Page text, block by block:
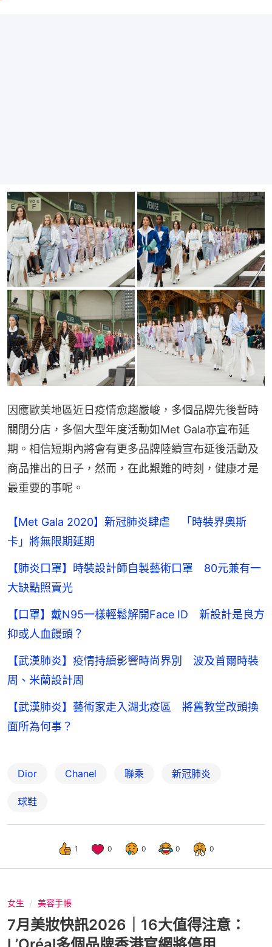
因應歐美地區近日疫情愈趨嚴峻，多個品牌先後暫時
關閉分店，多個大型年度活動如Met Gala亦宣布延
期。相信短期內將會有更多品牌陸續宣布延後活動及
商品推出的日子，然而，在此艱難的時刻，健康才是
最重要的事呢。
【Met Gala 2020】新冠肺炎肆虐 「時裝界奧斯
卡」將無限期延期
【肺炎口罩】時裝設計師自製藝術口罩 80元兼有一
大缺點照賣光
【口罩】戴N95一樣輕鬆解開Face ID 新設計是良方
抑或人血饅頭？
【武漢肺炎】疫情持續影響時尚界別 波及首爾時裝
周、米蘭設計周
【武漢肺炎】藝術家走入湖北疫區 將舊教堂改頭換
面所為何事？
Dior Chanel 聯乘 新冠肺炎
球鞋
1 0 0 0 0
女生 美容手帳
7月美妝快訊2026｜16大值得注意：